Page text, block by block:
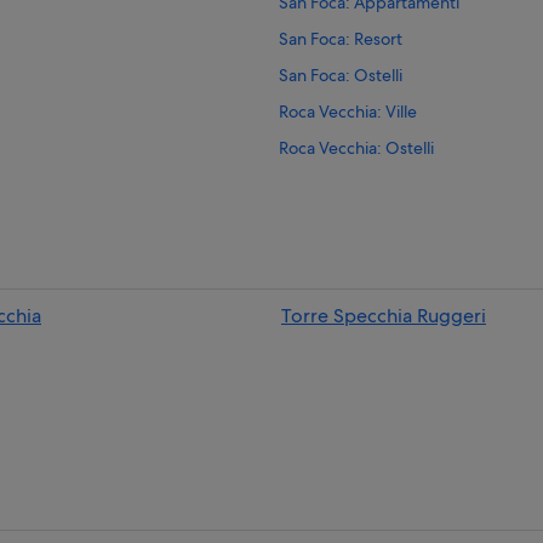
San Foca: Resort
San Foca: Ostelli
Roca Vecchia: Ville
Roca Vecchia: Ostelli
San Foca: hotel
Torre Specchia Ruggeri